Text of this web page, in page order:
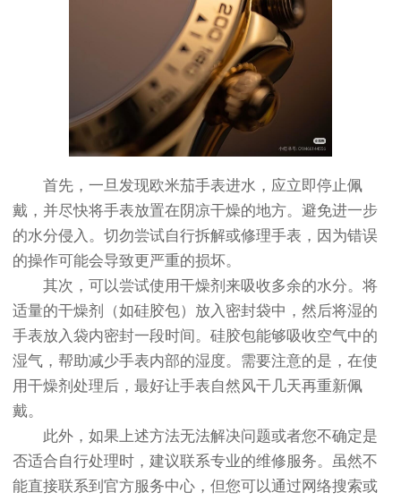
首先，一旦发现欧米茄手表进水，应立即停止佩
戴，并尽快将手表放置在阴凉干燥的地方。避免进一步
的水分侵入。切勿尝试自行拆解或修理手表，因为错误
的操作可能会导致更严重的损坏。
其次，可以尝试使用干燥剂来吸收多余的水分。将
适量的干燥剂（如硅胶包）放入密封袋中，然后将湿的
手表放入袋内密封一段时间。硅胶包能够吸收空气中的
湿气，帮助减少手表内部的湿度。需要注意的是，在使
用干燥剂处理后，最好让手表自然风干几天再重新佩
戴。
此外，如果上述方法无法解决问题或者您不确定是
否适合自行处理时，建议联系专业的维修服务。虽然不
能直接联系到官方服务中心，但您可以通过网络搜索或